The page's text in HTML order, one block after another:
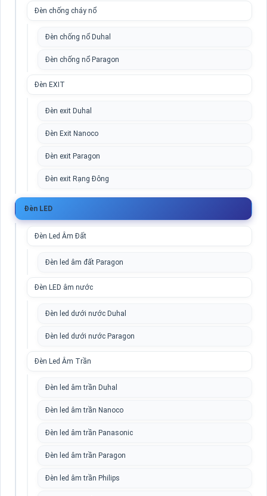
Đèn chống cháy nổ
Đèn chống nổ Duhal
Đèn chống nổ Paragon
Đèn EXIT
Đèn exit Duhal
Đèn Exit Nanoco
Đèn exit Paragon
Đèn exit Rạng Đông
Đèn LED
Đèn Led Âm Đất
Đèn led âm đất Paragon
Đèn LED âm nước
Đèn led dưới nước Duhal
Đèn led dưới nước Paragon
Đèn Led Âm Trần
Đèn led âm trần Duhal
Đèn led âm trần Nanoco
Đèn led âm trần Panasonic
Đèn led âm trần Paragon
Đèn led âm trần Philips